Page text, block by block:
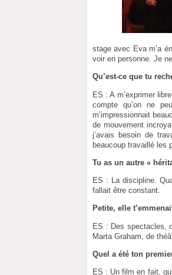
stage avec Eva m’a
voir en personne. Je
Qu’est-ce que tu
ES : A m’exprimer
compte qu’on ne
m’impressionnait
de mouvement
j’avais besoin de
beaucoup travaillé les
Tu as un autre «
ES : La discipline.
fallait être constant.
Petite, elle
ES : Des spectacles,
Marta Graham, de
Quel a été ton
ES : Un film en fait,